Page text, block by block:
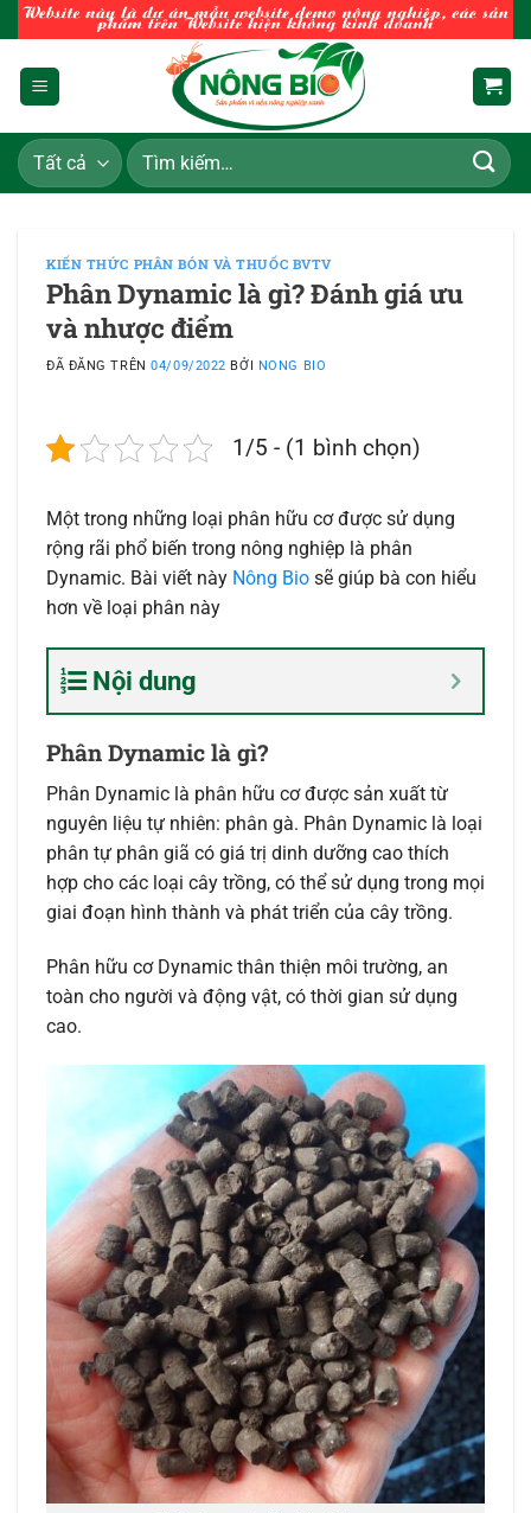
Chuyển
đến
nội
dung
Tìm
kiếm:
KIẾN THỨC PHÂN BÓN VÀ THUỐC BVTV
Phân Dynamic là gì? Đánh giá ưu
và nhược điểm
ĐÃ ĐĂNG TRÊN04/09/2022 BỞI NONG BIO
1/5 - (1 bình chọn)
Một trong những loại phân hữu cơ được sử dụng
rộng rãi phổ biến trong nông nghiệp là phân
Dynamic. Bài viết này Nông Bio sẽ giúp bà con hiểu
hơn về loại phân này
Nội dung
Phân Dynamic là gì?
Phân Dynamic là phân hữu cơ được sản xuất từ
nguyên liệu tự nhiên: phân gà. Phân Dynamic là loại
phân tự phân giã có giá trị dinh dưỡng cao thích
hợp cho các loại cây trồng, có thể sử dụng trong mọi
giai đoạn hình thành và phát triển của cây trồng.
Phân hữu cơ Dynamic thân thiện môi trường, an
toàn cho người và động vật, có thời gian sử dụng
cao.